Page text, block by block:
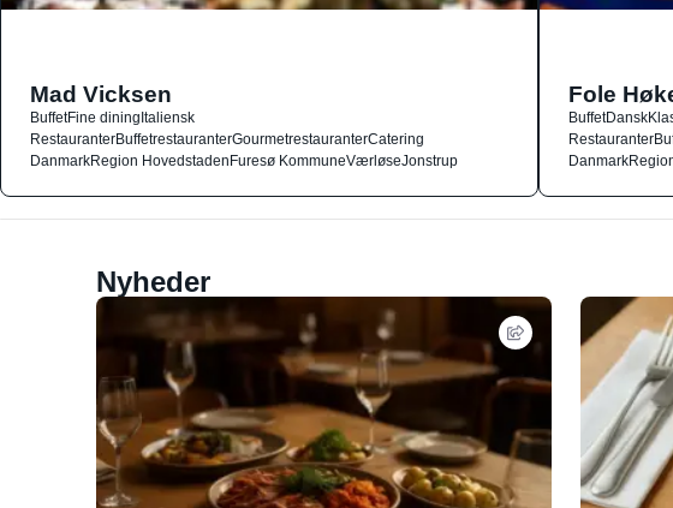
Mad Vicksen
BuffetFine diningItaliensk
RestauranterBuffetrestauranterGourmetrestauranterCatering
DanmarkRegion HovedstadenFuresø KommuneVærløseJonstrup
Fole
BuffetDansk
Restauranter
Danmark
Nyheder